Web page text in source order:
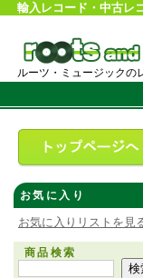
輸入レコード・中古レ
ルーツ・ミュージックの
お気に入り
お気に入りリストを見
商品検索